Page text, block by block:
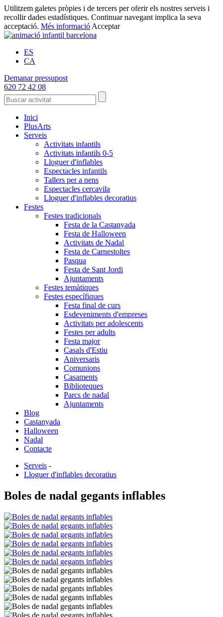
Utilitzem galetes pròpies i de tercers per oferir els nostres serveis i
recollir dades estadístiques. Continuar navegant implica la seva
acceptació. Més informació Acceptar
ES
CA
Demanar pressupost
620 72 42 08
Inici
PlusArts
Serveis
Activitats infantils
Activitats infantils 0-5
Lloguer d'inflables
Espectacles infantils
Tallers per a nens
Espectacles cercavila
Lloguer d'inflables decoratius
Festes
Festes tradicionals
Festa de la Castanyada
Festa de Halloween
Activitats de Nadal
Festa de Carnestoltes
Pasqua
Festa de Sant Jordi
Ajuntaments
Festes temàtiques
Festes específiques
Festa final de curs
Esdeveniments d'empreses
Activitats per adolescents
Festes per adults
Festa major
Casals d'Estiu
Aniversaris
Comunions
Casaments
Biblioteques
Parcs de nadal
Ajuntaments
Blog
Castanyada
Halloween
Nadal
Contacte
Serveis -
Lloguer d'inflables decoratius
Boles de nadal gegants inflables